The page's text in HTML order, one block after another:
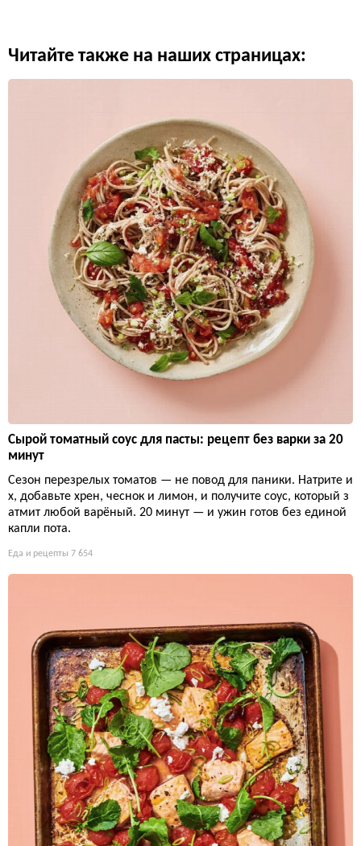
Читайте также на наших страницах:
Сырой томатный соус для пасты: рецепт без варки за 20
минут
Сезон перезрелых томатов — не повод для паники. Натрите и
х, добавьте хрен, чеснок и лимон, и получите соус, который з
атмит любой варёный. 20 минут — и ужин готов без единой
капли пота.
Еда и рецепты 7 654